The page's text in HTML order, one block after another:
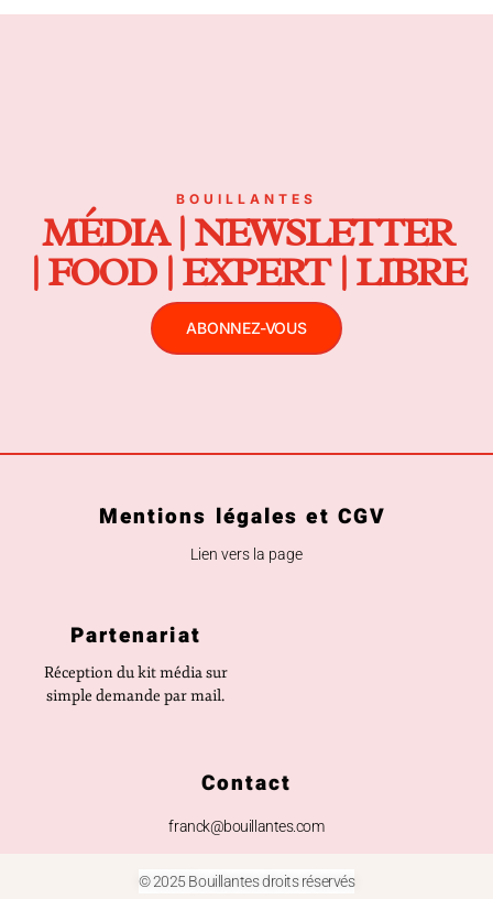
BOUILLANTES
MÉDIA | NEWSLETTER
| FOOD | EXPERT | LIBRE
ABONNEZ-VOUS
Mentions légales et CGV
Lien vers la page
Partenariat
Réception du kit média sur
simple demande par mail.
Contact
franck@bouillantes.com
© 2025 Bouillantes droits réservés